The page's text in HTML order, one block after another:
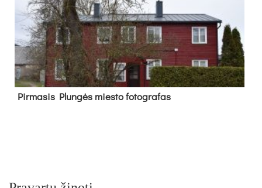
Pir­ma­sis Plun­gės mies­to fo­tog­ra­fas